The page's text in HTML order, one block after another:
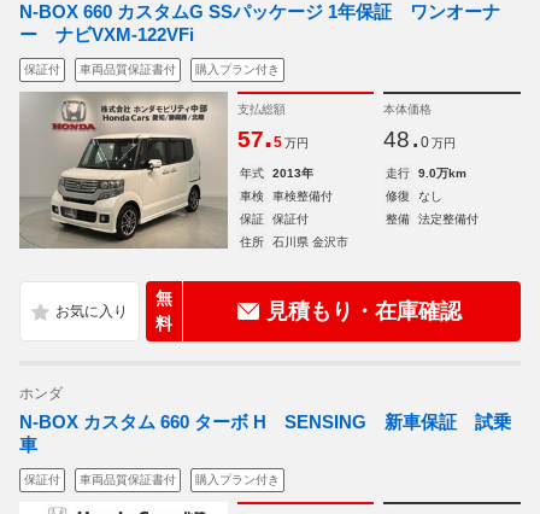
N-BOX 660 カスタムG SSパッケージ 1年保証 ワンオーナ
ー ナビVXM-122VFi
保証付 車両品質保証書付 購入プラン付き
支払総額
57.5 万円
本体価格
48. 0 万円
年式 2013年 走行
9.0万km
車検
車検整備付 修復
なし
保証
保証付 整備
法定整備付
住所
石川県 金沢市
無
料
見積もり・在庫確認
ホンダ
N-BOX カスタム 660 ターボ H SENSING 新車保証 試乗
車
保証付 車両品質保証書付 購入プラン付き